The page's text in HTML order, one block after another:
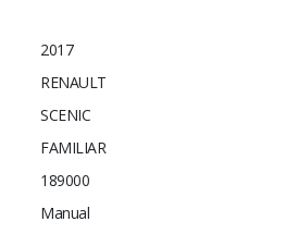
2017
RENAULT
SCENIC
FAMILIAR
189000
Manual